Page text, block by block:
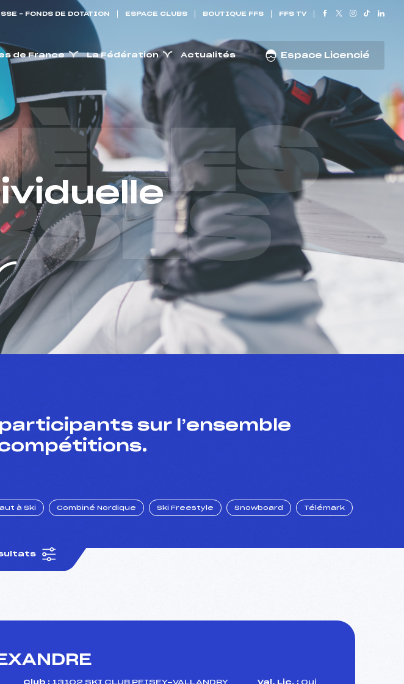
– FONDS DE DOTATION ESPACE CLUBS BOUTIQUE FFS FFS TV
de France La Fédération Actualités Espace Licencié
sur l’ensemble
à Ski Combiné Nordique Ski Freestyle Snowboard Télémark
Club : 13102 SKI CLUB PEISEY-VALLANDRY Val. Lic. : Oui